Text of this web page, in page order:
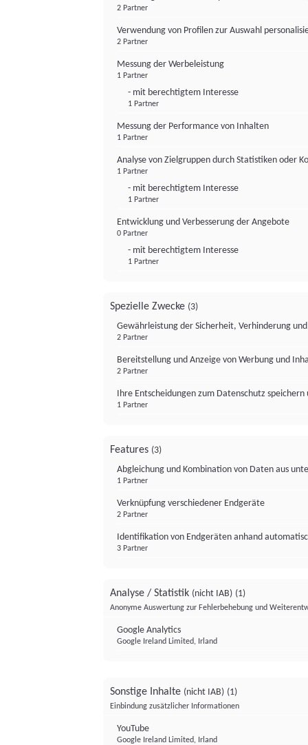
2 Partner
Verwendung von Profilen zur Auswahl
2 Partner
Messung der Werbeleistung
1 Partner
- mit berechtigtem Interesse
1 Partner
Messung der Performance von Inhalten
1 Partner
Analyse von Zielgruppen durch Statistiken oder
1 Partner
- mit berechtigtem Interesse
1 Partner
Entwicklung und Verbesserung der Angebote
0 Partner
- mit berechtigtem Interesse
1 Partner
Spezielle Zwecke (3)
Gewährleistung der Sicherheit, Verhinderung
2 Partner
Bereitstellung und Anzeige von Werbung und
2 Partner
Ihre Entscheidungen zum Datenschutz
1 Partner
Features (3)
Abgleichung und Kombination von Daten aus
1 Partner
Verknüpfung verschiedener Endgeräte
2 Partner
Identifikation von Endgeräten anhand
3 Partner
Analyse / Statistik (nicht IAB) (1)
Anonyme Auswertung zur Fehlerbehebung und
Google Analytics
Google Ireland Limited, Irland
Sonstige Inhalte (nicht IAB) (1)
Einbindung zusätzlicher Informationen
YouTube
Google Ireland Limited, Irland